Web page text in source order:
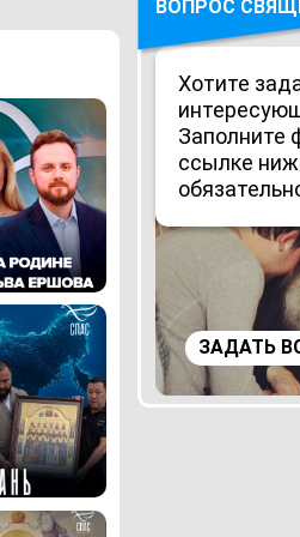
ВОПРОС
Хотите
Заполните
ссылке
ЗАДАТЬ